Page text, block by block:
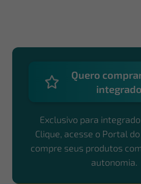
Quero
Exclusivo para
Clique, acesse o Portal
compre seus produtos
autonomia.